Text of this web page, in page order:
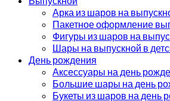
Арка из шаров на
Пакетное оформление
Фигуры из шаров на
Шары на выпускной в
День рождения
Аксессуары на день
Большие шары на день
Букеты из шаров на день